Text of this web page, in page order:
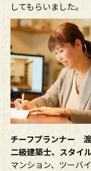
してもらいました。
チーフプランナー
二級建築士、スタイ
マンション、ツーバ